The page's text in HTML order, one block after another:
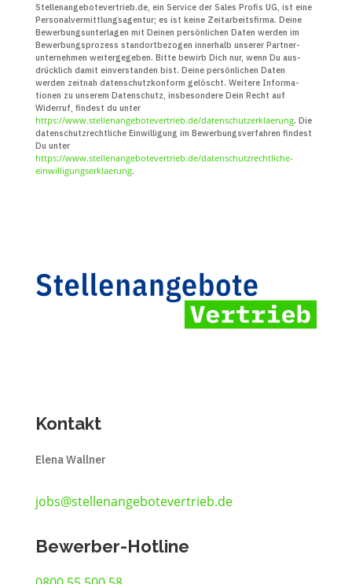
Stellenangebotevertrieb.de, ein Service der Sales Profis UG, ist eine
Personal­vermittlungs­agentur; es ist keine Zeit­arbeits­firma. Deine
Bewerbungs­unter­lagen mit Deinen persön­lichen Daten werden im
Bewerbungs­prozess standort­bezogen innerhalb unserer Partner­
unter­nehmen weiter­gegeben. Bitte bewirb Dich nur, wenn Du aus­
drücklich damit ein­verstanden bist. Deine persön­lichen Daten
werden zeitnah daten­schutz­konform gelöscht. Weitere Infor­ma­
tionen zu unserem Daten­schutz, insbe­sondere Dein Recht auf
Widerruf, findest du unter
https://www.stellenangebotevertrieb.de/datenschutzerklaerung. Die
daten­schutz­recht­liche Ein­willigung im Bewerbungs­verfahren findest
Du unter
https://www.stellenangebotevertrieb.de/datenschutzrechtliche-
einwilligungserklaerung.
Kontakt
Elena Wallner
jobs@stellenangebotevertrieb.de
Bewerber-Hotline